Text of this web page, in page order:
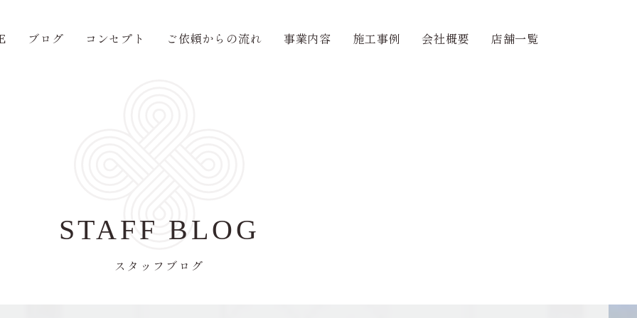
ブログ コンセプト ご依頼からの流れ 事業内容 施工事例 会社概要 店舗一覧
STAFF BLOG
スタッフブログ